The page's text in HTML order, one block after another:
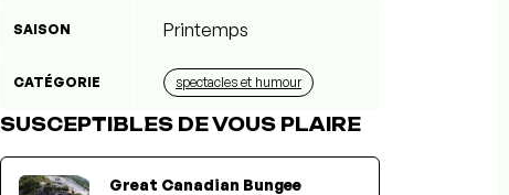
SAISON Printemps
CATÉGORIE spectacles et humour
SUSCEPTIBLES DE VOUS PLAIRE
Great Canadian Bungee